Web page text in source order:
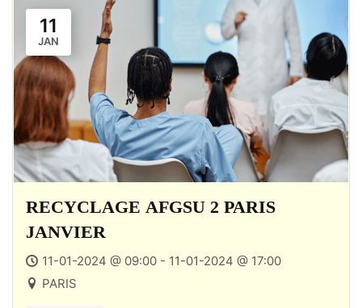
11
JAN
RECYCLAGE AFGSU 2 PARIS
JANVIER
11-01-2024 @ 09:00 - 11-01-2024 @ 17:00
PARIS